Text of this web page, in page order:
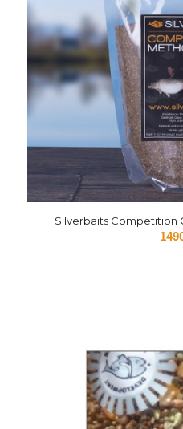
Silverbaits Competition